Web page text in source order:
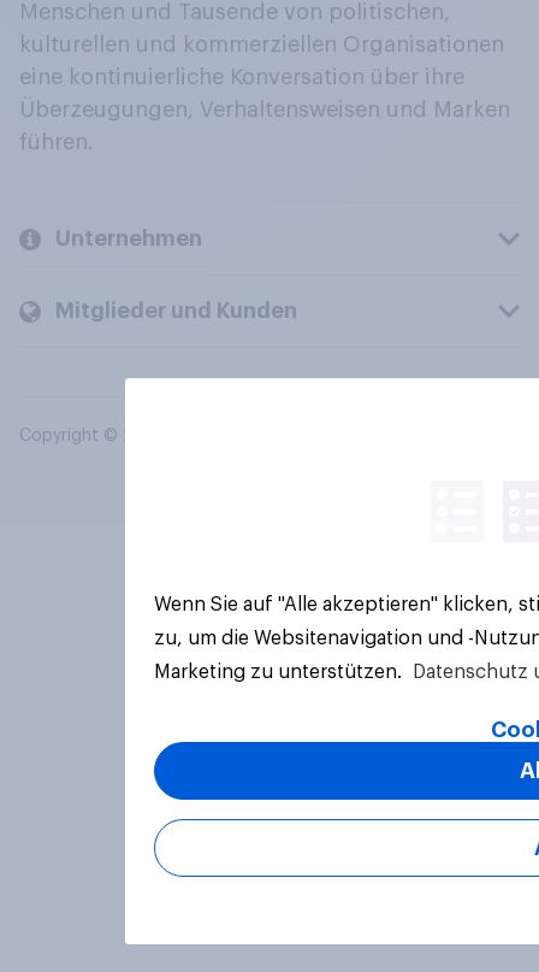
Menschen und Tausende von politischen,
kulturellen und kommerziellen Organisationen
eine kontinuierliche Konversation über ihre
Überzeugungen, Verhaltensweisen und Marken
führen.
Unternehmen
Mitglieder und Kunden
Copyright © 2026 YouGov PLC. Alle Rechte vorbehalten.
Wenn Sie auf "Alle akzeptieren" klicken,
zu, um die Websitenavigation und -
Marketing zu unterstützen.
Datenschutz